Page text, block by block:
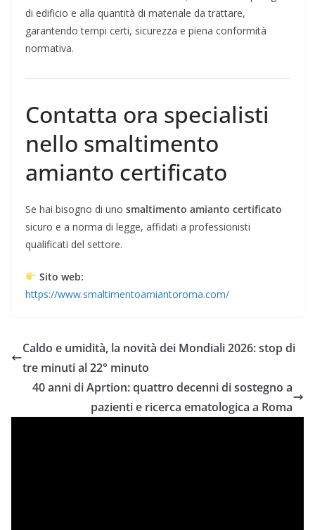
di edificio e alla quantità di materiale da trattare,
garantendo tempi certi, sicurezza e piena conformità
normativa.
Contatta ora specialisti
nello smaltimento
amianto certificato
Se hai bisogno di uno smaltimento amianto certificato
sicuro e a norma di legge, affidati a professionisti
qualificati del settore.
Sito web:
https://www.smaltimentoamiantoroma.com/
Caldo e umidità, la novità dei Mondiali 2026: stop di
tre minuti al 22° minuto
40 anni di Aprtion: quattro decenni di sostegno a
pazienti e ricerca ematologica a Roma